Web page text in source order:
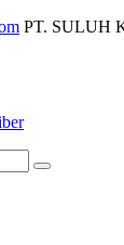
PT. SULUH